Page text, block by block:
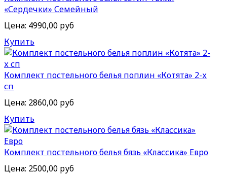
«Сердечки» Семейный
Цена: 4990,00 руб
Купить
Комплект постельного белья поплин «Котята» 2-х
сп
Цена: 2860,00 руб
Купить
Комплект постельного белья бязь «Классика» Евро
Цена: 2500,00 руб